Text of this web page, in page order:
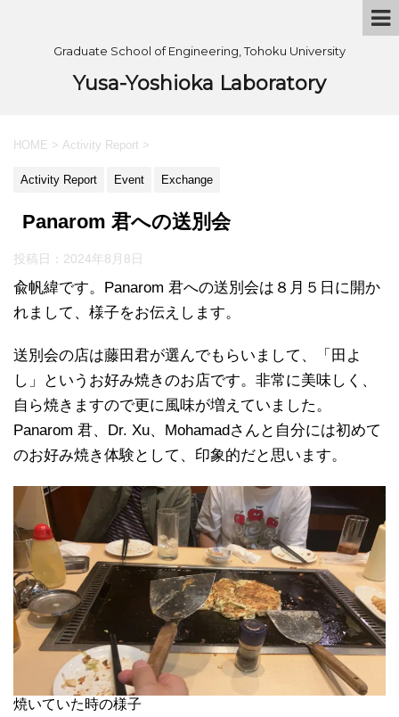
Graduate School of Engineering, Tohoku University
Yusa-Yoshioka Laboratory
HOME > Activity Report >
Activity Report Event Exchange
Panarom 君への送別会
投稿日： 2024年8月8日
兪帆緯です。Panarom 君への送別会は８月５日に開か
れまして、様子をお伝えします。
送別会の店は藤田君が選んでもらいまして、「田よ
し」というお好み焼きのお店です。非常に美味しく、
自ら焼きますので更に風味が増えていました。
Panarom 君、Dr. Xu、Mohamadさんと自分には初めて
のお好み焼き体験として、印象的だと思います。
焼いていた時の様子